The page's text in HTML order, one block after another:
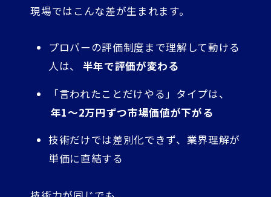
現場ではこんな差が生まれます。
プロパーの評価制度まで理解して動ける
人は、
半年で評価が変わる
「言われたことだけやる」タイプは、
年1〜2万円ずつ市場価値が下がる
技術だけでは差別化できず、業界理解が
単価に直結する